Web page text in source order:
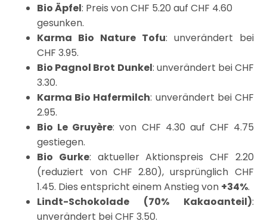
Bio Äpfel: Preis von CHF 5.20 auf CHF 4.60
gesunken.
Karma Bio Nature Tofu: unverändert bei
CHF 3.95.
Bio Pagnol Brot Dunkel: unverändert bei CHF
3.30.
Karma Bio Hafermilch: unverändert bei CHF
2.95.
Bio Le Gruyère: von CHF 4.30 auf CHF 4.75
gestiegen.
Bio Gurke: aktueller Aktionspreis CHF 2.20
(reduziert von CHF 2.80), ursprünglich CHF
1.45. Dies entspricht einem Anstieg von +34%.
Lindt-Schokolade (70% Kakaoanteil):
unverändert bei CHF 3.50.